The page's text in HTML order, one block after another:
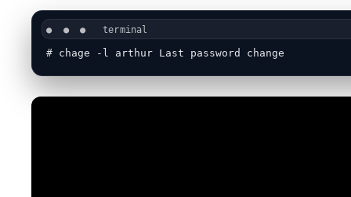
# chage -l arthur Last password change